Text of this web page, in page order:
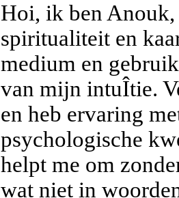
Hoi, ik ben Anouk,
spiritualiteit en
medium en
van mijn intuÎtie.
en heb ervaring
psychologische
helpt me om
wat niet in